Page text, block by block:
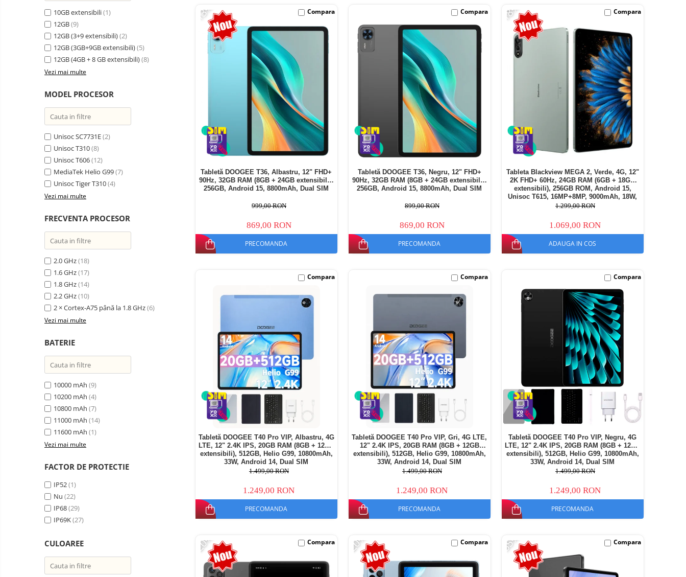
10GB extensibili(1)
12GB(9)
12GB (3+9 extensibili)(2)
12GB (3GB+9GB extensibili)(5)
12GB (4GB + 8 GB extensibili)(8)
Vezi mai multe
MODEL PROCESOR
Unisoc SC7731E(2)
Unisoc T310(8)
Unisoc T606(12)
MediaTek Helio G99(7)
Unisoc Tiger T310(4)
Vezi mai multe
FRECVENTA PROCESOR
2.0 GHz(18)
1.6 GHz(17)
1.8 GHz(14)
2.2 GHz(10)
2 × Cortex-A75 până la 1.8 GHz(6)
Vezi mai multe
BATERIE
10000 mAh (9)
10200 mAh (4)
10800 mAh (7)
11000 mAh (14)
11600 mAh (1)
Vezi mai multe
FACTOR DE PROTECTIE
IP52(1)
Nu (22)
IP68(29)
IP69K(27)
CULOAREE
-13%
Tabletă DOOGEE T36, Albastru, 12" FHD+
90Hz, 32GB RAM (8GB + 24GB extensibili),
256GB, Android 15, 8800mAh, Dual SIM
999,00 RON
869,00 RON
PRECOMANDA
Compara
Tabletă DOOGEE T36, Negru, 12" FHD+
90Hz, 32GB RAM (8GB + 24GB extensibili),
256GB, Android 15, 8800mAh, Dual SIM
899,00 RON
869,00 RON
PRECOMANDA
Compara -18%
Tableta Blackview MEGA 2, Verde, 4G, 12"
2K FHD+ 60Hz, 24GB RAM (6GB + 18GB
extensibili), 256GB ROM, Android 15,
Unisoc T615, 16MP+8MP, 9000mAh, 18W,
Stylus, Face Unlock, Dual SIM
1.299,00 RON
1.069,00 RON
ADAUGA IN COS
Compara
Tabletă DOOGEE T40 Pro VIP, Albastru, 4G
LTE, 12" 2.4K IPS, 20GB RAM (8GB + 12GB
extensibili), 512GB, Helio G99, 10800mAh,
33W, Android 14, Dual SIM
1.499,00 RON
1.249,00 RON
PRECOMANDA
Compara
Tabletă DOOGEE T40 Pro VIP, Gri, 4G LTE,
12" 2.4K IPS, 20GB RAM (8GB + 12GB
extensibili), 512GB, Helio G99, 10800mAh,
33W, Android 14, Dual SIM
1.499,00 RON
1.249,00 RON
PRECOMANDA
Compara
Tabletă DOOGEE T40 Pro VIP, Negru, 4G
LTE, 12" 2.4K IPS, 20GB RAM (8GB + 12GB
extensibili), 512GB, Helio G99, 10800mAh,
33W, Android 14, Dual SIM
1.499,00 RON
1.249,00 RON
PRECOMANDA
Compara
-20% Compara -20% Compara -35% Compara